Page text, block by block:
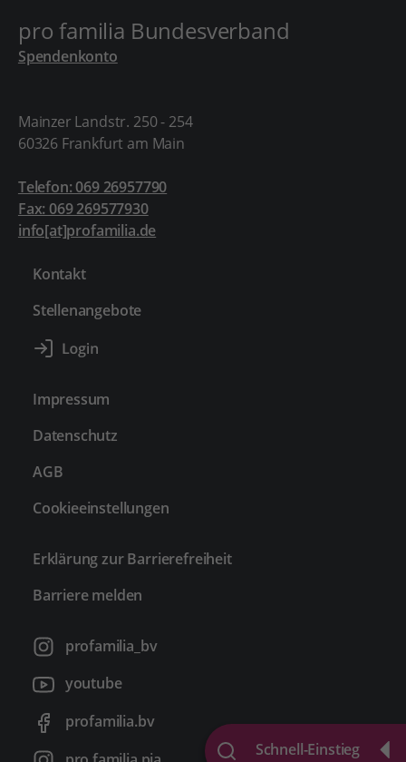
Schnell-Einstieg
pro familia Bundesverband
Spendenkonto
Mainzer Landstr. 250 - 254
60326 Frankfurt am Main
Telefon: 069 26957790
Fax: 069 269577930
info[at]profamilia.de
Kontakt
Stellenangebote
Impressum
Datenschutz
AGB
Cookieeinstellungen
Erklärung zur Barrierefreiheit
Barriere melden
profamilia_bv
youtube
profamilia.bv